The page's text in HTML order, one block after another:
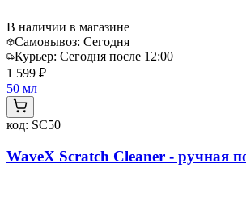
В наличии в магазине
Самовывоз: Сегодня
Курьер: Сегодня после 12:00
1 599 ₽
50 мл
код: SC50
WaveX Scratch Cleaner - ручная